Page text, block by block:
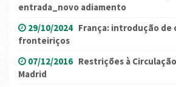
entrada_novo adiamento
29/10/2024 França: introdução de
fronteiriços
07/12/2016 Restrições à
Madrid